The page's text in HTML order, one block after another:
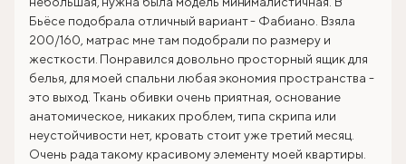
Бьёсе подобрала отличный вариант - Фабиано. Взяла
200/160, матрас мне там подобрали по размеру и
жесткости. Понравился довольно просторный ящик для
белья, для моей спальни любая экономия пространства -
это выход. Ткань обивки очень приятная, основание
анатомическое, никаких проблем, типа скрипа или
неустойчивости нет, кровать стоит уже третий месяц.
Очень рада такому красивому элементу моей квартиры.